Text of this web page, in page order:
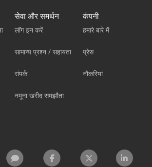
सेवा और समर्थन
लॉग इन करें
सामान्य प्रश्न / सहायता
संपर्क
नमूना खरीद समझौता
कंपनी
हमारे बारे में
प्रेस
नौकरियां